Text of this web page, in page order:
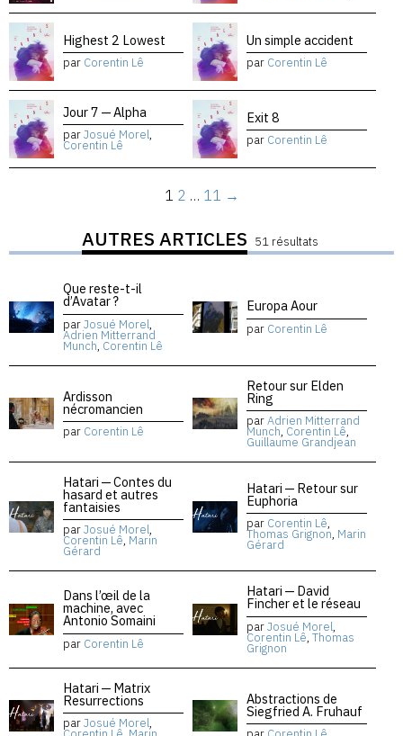
Highest 2 Lowest
par Corentin Lê
Un simple accident
par Corentin Lê
Jour 7 — Alpha
parJosué Morel,
Corentin Lê
Exit 8
par Corentin Lê
1 2 … 11 →
AUTRES ARTICLES 51 résultats
Que reste-t-il
d’Avatar ?
parJosué Morel,
Adrien Mitterrand
Munch, Corentin Lê
Europa Aour
par Corentin Lê
Ardisson
nécromancien
par Corentin Lê
Retour sur Elden
Ring
parAdrien Mitterrand
Munch, Corentin Lê,
Guillaume Grandjean
Hatari — Contes du
hasard et autres
fantaisies
parJosué Morel,
Corentin Lê, Marin
Gérard
Hatari — Retour sur
Euphoria
par Corentin Lê,
Thomas Grignon, Marin
Gérard
Dans l’œil de la
machine, avec
Antonio Somaini
par Corentin Lê
Hatari — David
Fincher et le réseau
parJosué Morel,
Corentin Lê, Thomas
Grignon
Hatari — Matrix
Resurrections
parJosué Morel,
Abstractions de
Siegfried A. Fruhauf